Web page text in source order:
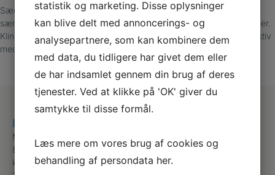
Særligt for unge mellem 8-14 år: Hvis du har ondt bag på hælen,
særligt når du er aktiv, kan det skyldes irritation i hælens vækstzoner.
Klinikken kan hjælpe med at lindre smerterne, så du kan forblive aktiv
med et indlæg eller et hælløft.
Klinik for Fodterapi
Morten Børups gade 10, st. tv
8000 Aarhus C
kontakt@jannebroberg.dk
statistik og marketing. Disse oplysninger
kan blive delt med annoncerings- og
analysepartnere, som kan kombinere dem
med data, du tidligere har givet dem eller
de har indsamlet gennem din brug af deres
tjenester. Ved at klikke på 'OK' giver du
samtykke til disse formål.
Læs mere om vores brug af cookies og
behandling af persondata her.